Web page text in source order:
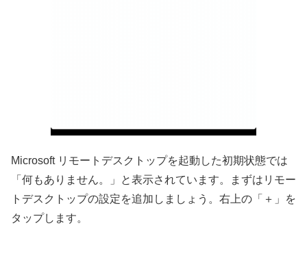
Microsoft リモートデスクトップを起動した初期状態では
「何もありません。」と表示されています。まずはリモー
トデスクトップの設定を追加しましょう。右上の「＋」を
タップします。